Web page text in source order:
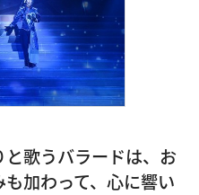
歌うバラードは、お
加わって、心に響い